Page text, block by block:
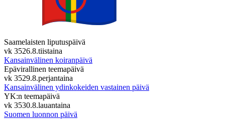
Saamelaisten liputuspäivä
vk 3526.8.tiistaina
Kansainvälinen koiranpäivä
Epävirallinen teemapäivä
vk 3529.8.perjantaina
Kansainvälinen ydinkokeiden vastainen päivä
YK:n teemapäivä
vk 3530.8.lauantaina
Suomen luonnon päivä